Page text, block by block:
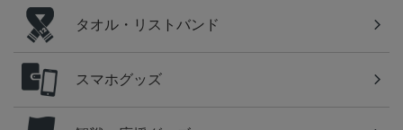
タオル・リストバンド
スマホグッズ